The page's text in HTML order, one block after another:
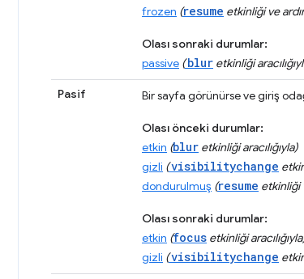
frozen (resume etkinliği ve
Olası sonraki durumlar:
passive ( blur etkinliği
Pasif Bir sayfa görünürse ve giriş
Olası önceki durumlar:
etkin (blur etkinliği aracılığıyla)
gizli (visibilitychange
dondurulmuş (resume etkinliği
Olası sonraki durumlar:
etkin (focus etkinliği
gizli (visibilitychange